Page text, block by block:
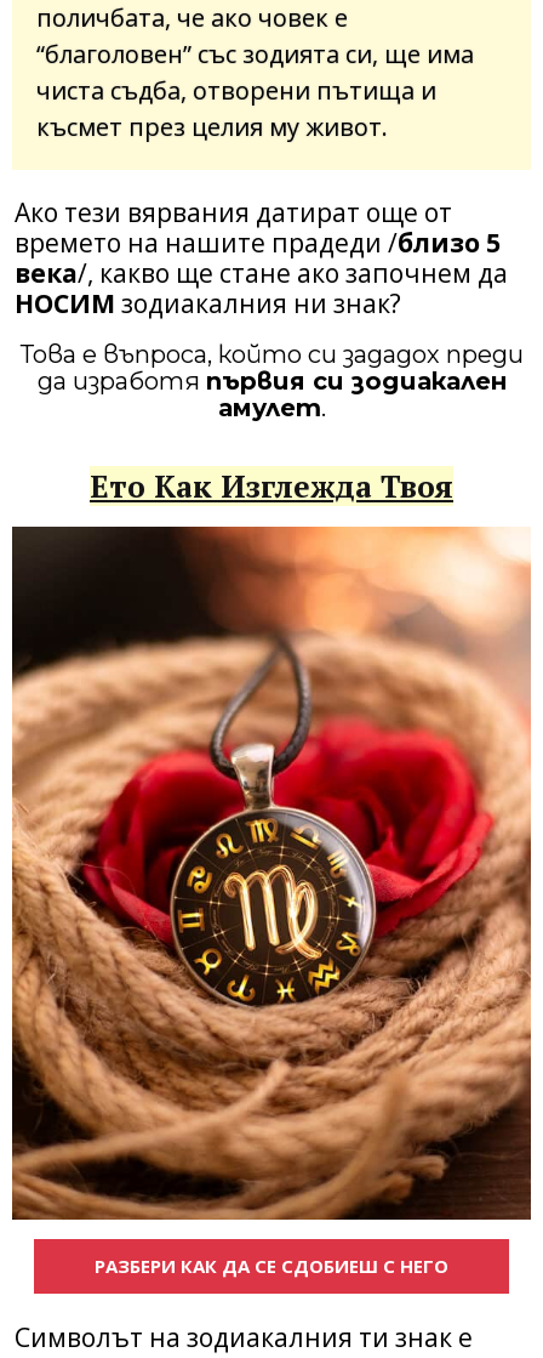
поличбата, че ако човек е
“благоловен” със зодията си, ще има
чиста съдба, отворени пътища и
късмет през целия му живот.
Ако тези вярвания датират още от
времето на нашите прадеди /близо 5
века/, какво ще стане ако започнем да
НОСИМ зодиакалния ни знак?
Това е въпроса, който си зададох преди
да изработя първия си зодиакален
амулет.
Ето Как Изглежда Твоя
РАЗБЕРИ КАК ДА СЕ СДОБИЕШ С НЕГО
Символът на зодиакалния ти знак е